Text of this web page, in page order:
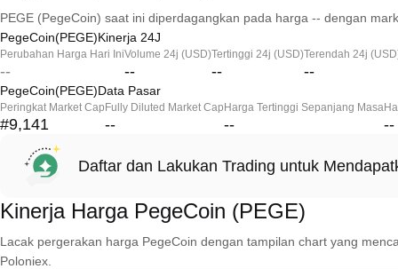
PEGE (PegeCoin) saat ini diperdagangkan pada harga -- dengan
PegeCoin(PEGE)Kinerja 24J
Perubahan Harga Hari Ini
--
Volume 24j (USD)
--
Tertinggi 24j (USD)
--
Terendah 24j
--
PegeCoin(PEGE)Data Pasar
Peringkat Market Cap
#9,141
Fully Diluted Market Cap
--
Harga Tertinggi Sepanjang Masa
-- --
Daftar dan Lakukan Trading untuk
Kinerja Harga PegeCoin (PEGE)
Lacak pergerakan harga PegeCoin dengan tampilan chart yang
Poloniex.